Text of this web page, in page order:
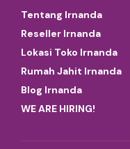
Tentang Irnanda
Reseller Irnanda
Lokasi Toko Irnanda
Rumah Jahit Irnanda
Blog Irnanda
WE ARE HIRING!